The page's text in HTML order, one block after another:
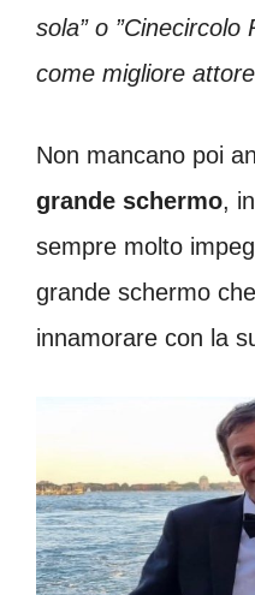
sola” o
come migliore
Non mancano poi
grande schermo,
sempre molto
grande schermo
innamorare con la